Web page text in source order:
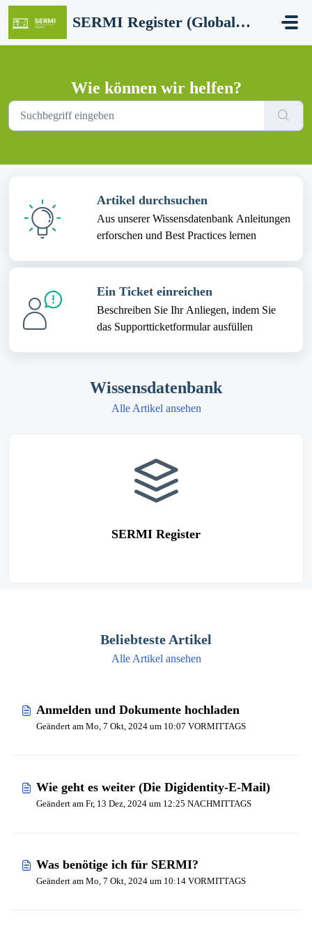
Zum hauptsächlichen Inhalt gehen
SERMI Register (Global Network Group - SERMI certification)
Wie können wir helfen?
Artikel durchsuchen
Aus unserer Wissensdatenbank Anleitungen
erforschen und Best Practices lernen
Ein Ticket einreichen
Beschreiben Sie Ihr Anliegen, indem Sie
das Supportticketformular ausfüllen
Wissensdatenbank
Alle Artikel ansehen
SERMI Register
Beliebteste Artikel
Alle Artikel ansehen
Anmelden und Dokumente hochladen
Geändert am Mo, 7 Okt, 2024 um 10:07 VORMITTAGS
Wie geht es weiter (Die Digidentity-E-Mail)
Geändert am Fr, 13 Dez, 2024 um 12:25 NACHMITTAGS
Was benötige ich für SERMI?
Geändert am Mo, 7 Okt, 2024 um 10:14 VORMITTAGS